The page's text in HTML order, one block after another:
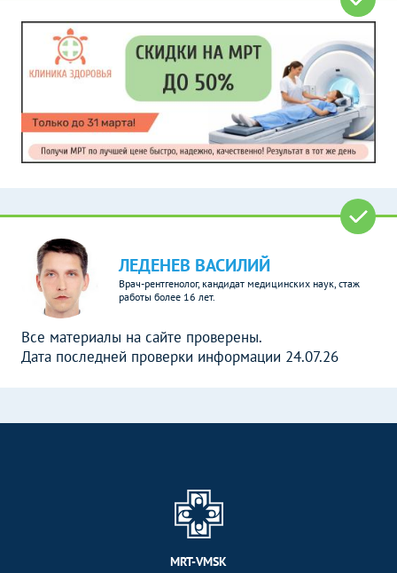
ЛЕДЕНЕВ ВАСИЛИЙ
Врач-рентгенолог, кандидат медицинских наук, стаж
работы более 16 лет.
Все материалы на сайте проверены.
Дата последней проверки информации 24.07.26
MRT-VMSK